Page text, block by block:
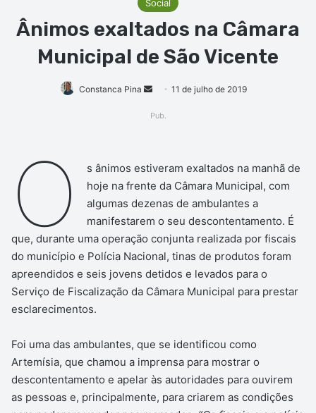
Social
Ânimos exaltados na Câmara
Municipal de São Vicente
Constanca Pina
Mande11 de julho de 2019
Pub.
O
s ânimos estiveram exaltados na manhã de
hoje na frente da Câmara Municipal, com
algumas dezenas de ambulantes a
manifestarem o seu descontentamento. É
que, durante uma operação conjunta realizada por fiscais
do município e Polícia Nacional, tinas de produtos foram
apreendidos e seis jovens detidos e levados para o
Serviço de Fiscalização da Câmara Municipal para prestar
esclarecimentos.
Foi uma das ambulantes, que se identificou como
Artemísia, que chamou a imprensa para mostrar o
descontentamento e apelar às autoridades para ouvirem
as pessoas e, principalmente, para criarem as condições